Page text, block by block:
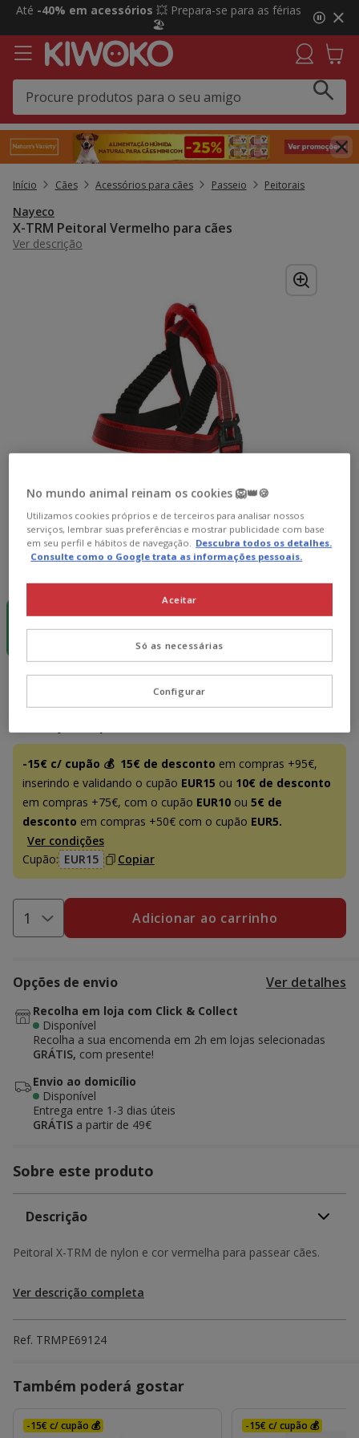
2
3,
mensagem,
Até -40% em acessórios 💥 Prepara-se para as férias
🏖️
Início Cães Acessórios para cães Passeio Peitorais
Nayeco
X-TRM Peitoral Vermelho para cães
Ver descrição
M
cupão 💰
-15€ c/ cupão 💰 15€ de desconto em compras +95€,
inserindo e validando o cupão EUR15 ou 10€ de desconto
em compras +75€, com o cupão EUR10 ou 5€ de
desconto em compras +50€ com o cupão EUR5.
Ver condições
Cupão: EUR15 Copiar
Adicionar ao carrinho
Opções de envio Ver detalhes
Recolha em loja com Click & Collect
Disponível
Recolha a sua encomenda em 2h em lojas selecionadas
GRÁTIS, com presente!
Envio ao domicílio
Disponível
Entrega entre 1-3 dias úteis
GRÁTIS a partir de 49€
Sobre este produto
Descrição
Peitoral X-TRM de nylon e cor vermelha para passear cães.
Ver descrição completa
Ref. TRMPE69124
Também poderá gostar
-15€ c/ cupão 💰 -15€ c/ cupão 💰
No mundo animal reinam os cookies 🦁👑🍪
Utilizamos cookies próprios e de terceiros para analisar nossos
serviços, lembrar suas preferências e mostrar publicidade com base
em seu perfil e hábitos de navegação. Descubra todos os detalhes.
Consulte como o Google trata as informações pessoais.
Só as necessárias
Aceitar
Configurar